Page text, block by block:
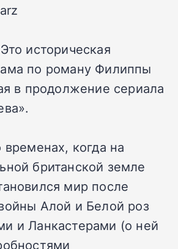
Это историческая
по роману Филиппы
в продолжение сериала
когда на
британской земле
мир после
Алой и Белой роз
и Ланкастерами (о ней